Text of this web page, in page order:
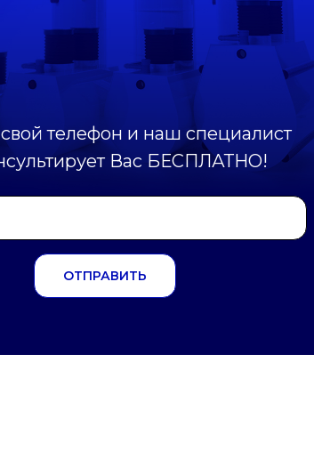
ОТПРАВИТЬ
свой телефон и наш специалист
Вас БЕСПЛАТНО!